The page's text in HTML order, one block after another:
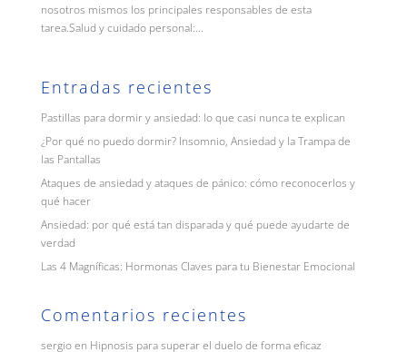
nosotros mismos los principales responsables de esta
tarea.Salud y cuidado personal:...
Entradas recientes
Pastillas para dormir y ansiedad: lo que casi nunca te explican
¿Por qué no puedo dormir? Insomnio, Ansiedad y la Trampa de
las Pantallas
Ataques de ansiedad y ataques de pánico: cómo reconocerlos y
qué hacer
Ansiedad: por qué está tan disparada y qué puede ayudarte de
verdad
Las 4 Magníficas: Hormonas Claves para tu Bienestar Emocional
Comentarios recientes
sergioen Hipnosis para superar el duelo de forma eficaz